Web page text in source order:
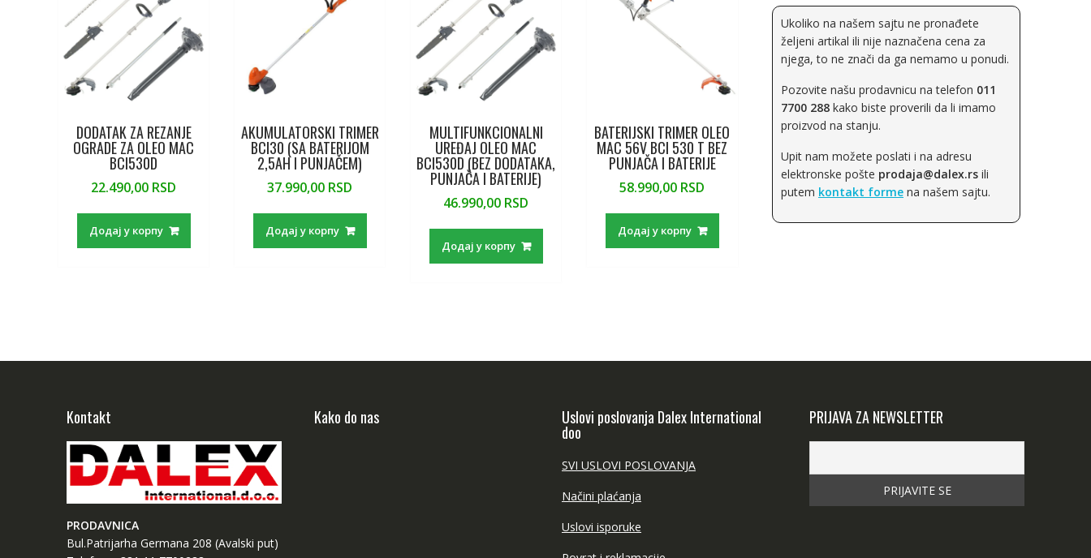
DODATAK ZA REZANJE
OGRADE ZA OLEO MAC
BCI530D
22.490,00 RSD
Додај у корпу
AKUMULATORSKI TRIMER
BCI30 (SA BATERIJOM
2,5AH I PUNJAČEM)
37.990,00 RSD
Додај у корпу
MULTIFUNKCIONALNI
UREĐAJ OLEO MAC
BCI530D (BEZ DODATAKA,
PUNJAČA I BATERIJE)
46.990,00 RSD
Додај у корпу
BATERIJSKI TRIMER OLEO
MAC 56V BCI 530 T BEZ
PUNJAČA I BATERIJE
58.990,00 RSD
Додај у корпу
AGM
Villager
Elpumps
Briggs&Stratton
EGO
Makita
Scheppach
Ukoliko na našem sajtu ne pronađete
željeni artikal ili nije naznačena cena za
njega, to ne znači da ga nemamo u ponudi.
Pozovite našu prodavnicu na telefon 011
7700 288 kako biste proverili da li imamo
proizvod na stanju.
Upit nam možete poslati i na adresu
elektronske pošte prodaja@dalex.rs ili
putem kontakt forme na našem sajtu.
Kontakt
PRODAVNICA
Bul.Patrijarha Germana 208 (Avalski put)
Kako do nas Uslovi poslovanja Dalex International
doo
SVI USLOVI POSLOVANJA
Načini plaćanja
Uslovi isporuke
PRIJAVA ZA NEWSLETTER